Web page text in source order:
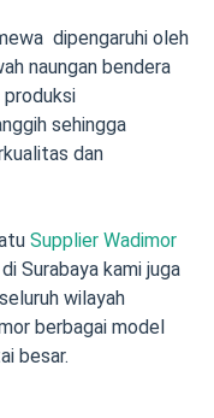
dipengaruhi oleh
naungan bendera
produksi
sehingga
dan
Supplier Wadimor
Surabaya kami juga
wilayah
berbagai model
besar.